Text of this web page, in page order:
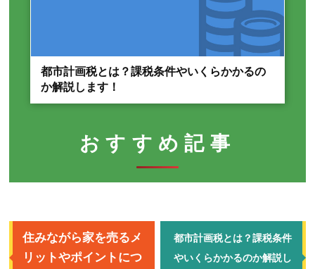
都市計画税とは？課税条件やいくらかかるの
か解説します！
おすすめ記事
住みながら家を売るメ
リットやポイントにつ
都市計画税とは？課税条件
やいくらかかるのか解説し